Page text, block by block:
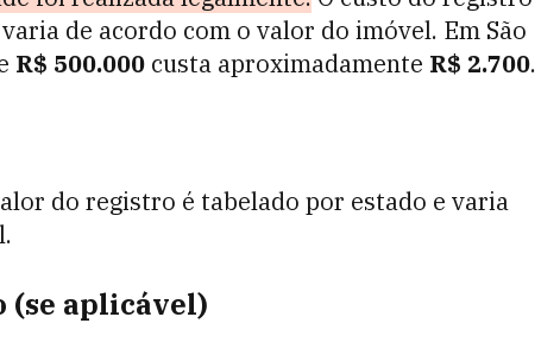
de acordo com o valor do imóvel. Em São
R$ 500.000 custa aproximadamente R$ 2.700.
do registro é tabelado por estado e varia
(se aplicável)